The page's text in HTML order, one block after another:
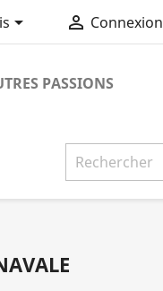
  Connexion
PASSIONS